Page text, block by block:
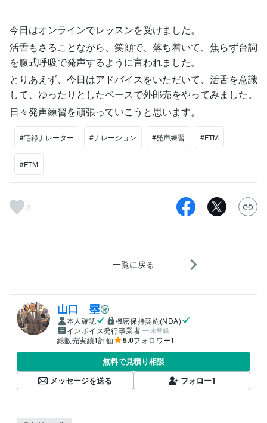
今日はオンラインでレッスンを受けました。
活舌もさることながら、笑顔で、落ち着いて、焦らず台詞
を腹式呼吸で発声するように言われました。
とりあえず、今日はアドバイスをいただいて、活舌を意識
して、ゆったりとしたペースで外郎売をやってみました。
日々発声練習を頑張っていこうと思います。
#宅録ナレーター #ナレーション #発声練習 #FTM
#FTM
3
一覧に戻る
山口 塁
本人確認
機密保持契約(NDA)
インボイス発行事業者
未登録
総販売実績1評価 5.0フォロワー1
無料で見積り相談
メッセージを送る
フォロー1